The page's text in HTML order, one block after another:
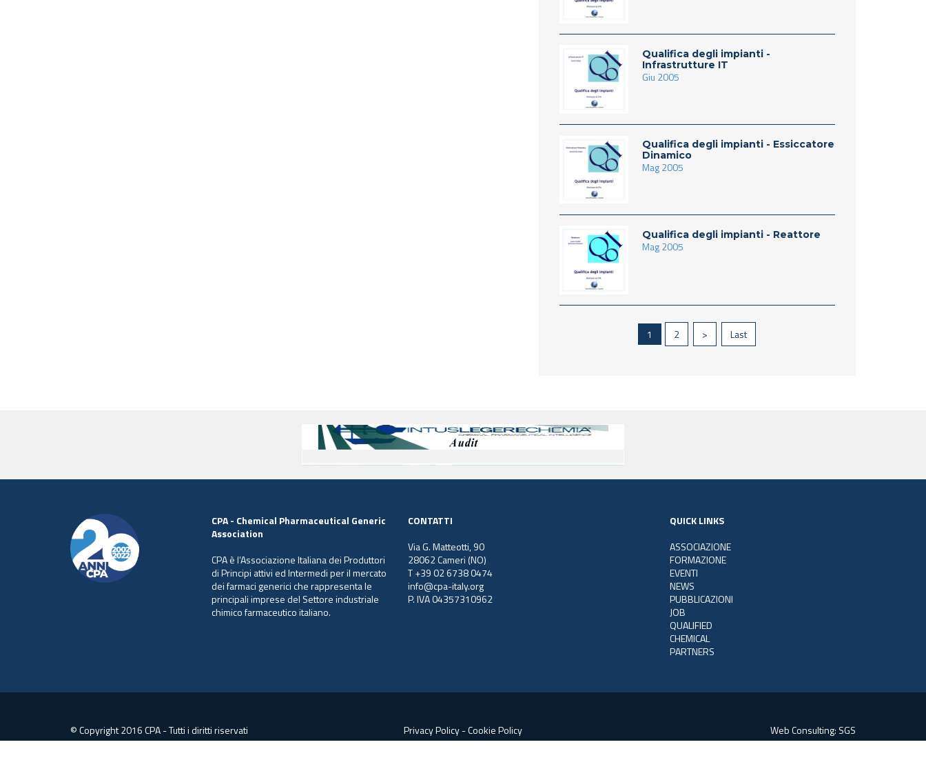
Qualifica degli impianti -
Infrastrutture IT
Giu 2005
Qualifica degli impianti - Essiccatore
Dinamico
Mag 2005
Qualifica degli impianti - Reattore
Mag 2005
1 2 > Last
CPA - Chemical Pharmaceutical Generic
Association
CPA è l'Associazione Italiana dei Produttori
di Principi attivi ed Intermedi per il mercato
dei farmaci generici che rappresenta le
principali imprese del Settore industriale
chimico farmaceutico italiano.
CONTATTI
Via G. Matteotti, 90
28062 Cameri (NO)
T +39 02 6738 0474
info@cpa-italy.org
P. IVA 04357310962
QUICK LINKS
ASSOCIAZIONE
FORMAZIONE
EVENTI
NEWS
PUBBLICAZIONI
JOB
QUALIFIED
CHEMICAL
PARTNERS
© Copyright 2016 CPA - Tutti i diritti riservati Privacy Policy-Cookie Policy Web Consulting: SGS